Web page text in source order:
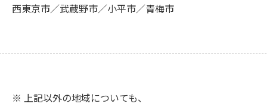
西東京市／武蔵野市／小平市／青梅市
※ 上記以外の地域についても、